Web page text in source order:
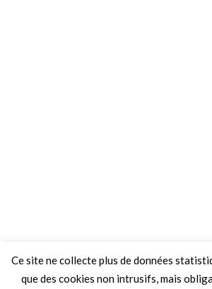
Ce site ne collecte plus de données
que des cookies non intrusifs, mais